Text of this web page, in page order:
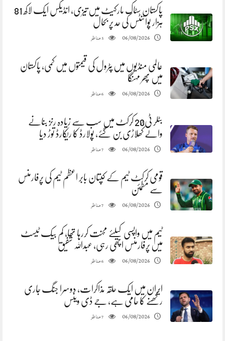
پاکستان سٹاک مارکیٹ میں تیزی، انڈیکس ایک لاکھ 81
ہزار پوائنٹس کی حد پر بحال
06/08/2026
5مناظر
عالمی منڈیوں میں پٹرول کی قیمتوں میں کمی، پاکستان
میں پھر مہنگا
06/08/2026
6مناظر
بٹلر ٹی20 کرکٹ میں سب سے زیادہ رنز بنانے
والے کھلاڑی بن گئے، پولارڈ کا ریکارڈ توڑ دیا
06/08/2026
7مناظر
قومی کرکٹ ٹیم کے کپتان بابر اعظم ٹیم کی پرفارمنس
سے مطمئن
06/08/2026
7مناظر
ٹیم میں واپسی کیلئے محنت کررہا تھا، کم بیک ٹیسٹ
میں پرفارمنس اچھی رہی، عبداللہ شفیق
06/08/2026
6مناظر
ایران میں ایک حلقہ مذاکرات، دوسرا جنگ جاری
رکھنے کا حامی ہے، جے ڈی وینس
06/08/2026
7مناظر